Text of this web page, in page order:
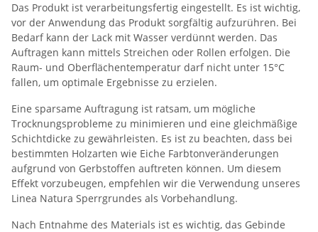
Das Produkt ist verarbeitungsfertig eingestellt. Es ist wichtig,
vor der Anwendung das Produkt sorgfältig aufzurühren. Bei
Bedarf kann der Lack mit Wasser verdünnt werden. Das
Auftragen kann mittels Streichen oder Rollen erfolgen. Die
Raum- und Oberflächentemperatur darf nicht unter 15°C
fallen, um optimale Ergebnisse zu erzielen.
Eine sparsame Auftragung ist ratsam, um mögliche
Trocknungsprobleme zu minimieren und eine gleichmäßige
Schichtdicke zu gewährleisten. Es ist zu beachten, dass bei
bestimmten Holzarten wie Eiche Farbtonveränderungen
aufgrund von Gerbstoffen auftreten können. Um diesem
Effekt vorzubeugen, empfehlen wir die Verwendung unseres
Linea Natura Sperrgrundes als Vorbehandlung.
Nach Entnahme des Materials ist es wichtig, das Gebinde